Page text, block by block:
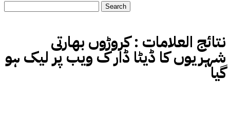
نتائج العلامات :کروڑوں بھارتی
شہریوں کا ڈیٹا ڈار ک ویب پر لیک ہو
گیا